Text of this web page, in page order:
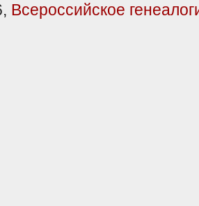
Всероссийское